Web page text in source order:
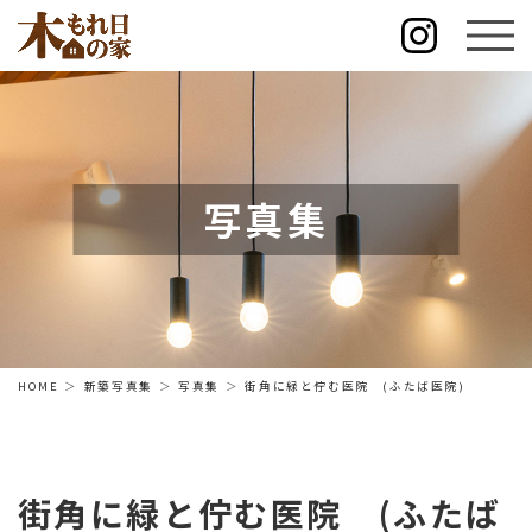
写真集
HOME 新築写真集 写真集 街角に緑と佇む医院 (ふたば医院)
街角に緑と佇む医院 (ふたば